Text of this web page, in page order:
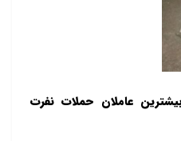
عاملان حملات نفرت